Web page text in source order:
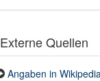
Externe Quellen
Angaben in